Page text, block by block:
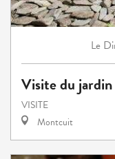
Le
Visite du
VISITE
Montcuit